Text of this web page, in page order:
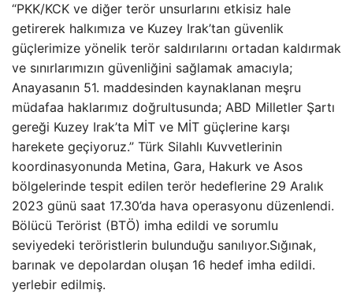
“PKK/KCK ve diğer terör unsurlarını etkisiz hale
getirerek halkımıza ve Kuzey Irak’tan güvenlik
güçlerimize yönelik terör saldırılarını ortadan kaldırmak
ve sınırlarımızın güvenliğini sağlamak amacıyla;
Anayasanın 51. maddesinden kaynaklanan meşru
müdafaa haklarımız doğrultusunda; ABD Milletler Şartı
gereği Kuzey Irak’ta MİT ve MİT güçlerine karşı
harekete geçiyoruz.” Türk Silahlı Kuvvetlerinin
koordinasyonunda Metina, Gara, Hakurk ve Asos
bölgelerinde tespit edilen terör hedeflerine 29 Aralık
2023 günü saat 17.30’da hava operasyonu düzenlendi.
Bölücü Terörist (BTÖ) imha edildi ve sorumlu
seviyedeki teröristlerin bulunduğu sanılıyor.Sığınak,
barınak ve depolardan oluşan 16 hedef imha edildi.
yerlebir edilmiş.